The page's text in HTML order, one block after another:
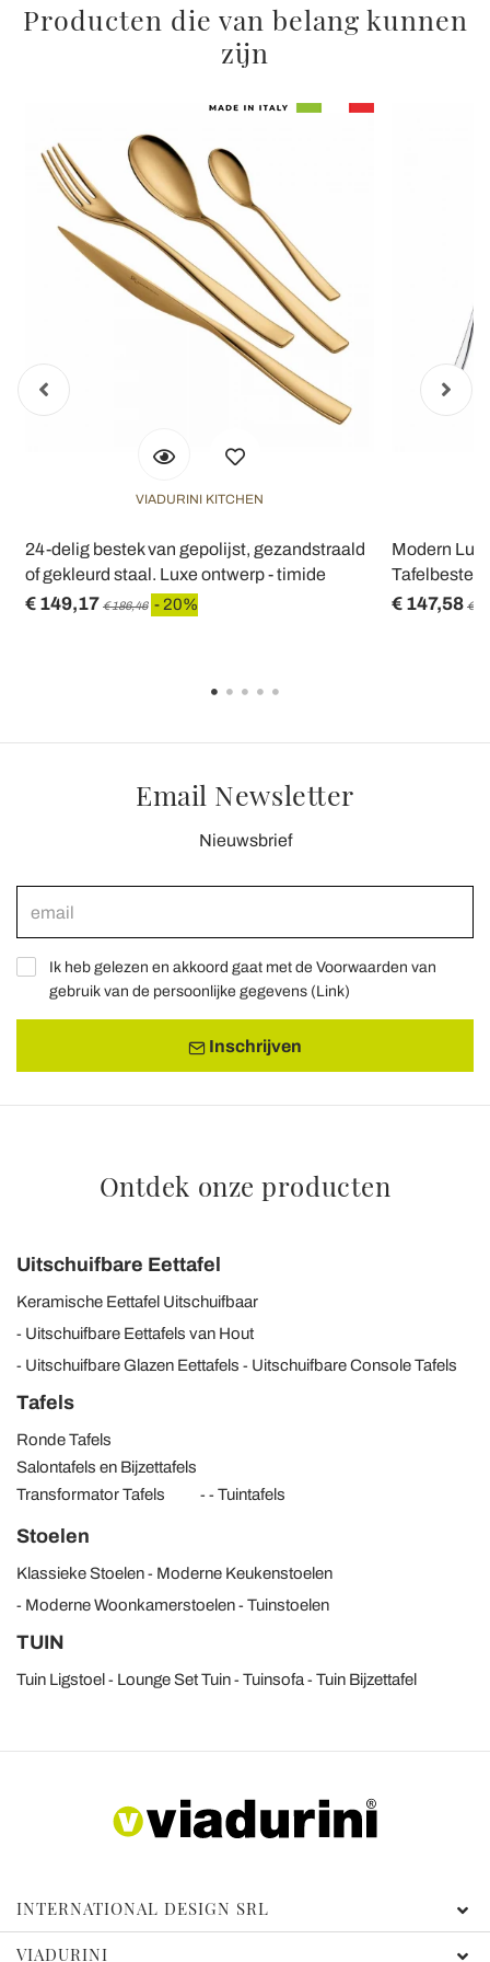
Producten die van belang kunnen
zijn
VIADURINI KITCHEN
24-delig bestek van gepolijst, gezandstraald
of gekleurd staal. Luxe ontwerp - timide
€ 149,17 € 186,46 - 20%
Modern
Tafelbestek
€ 147,58 €
Email Newsletter
Nieuwsbrief
Ik heb gelezen en akkoord gaat met de Voorwaarden van
gebruik van de persoonlijke gegevens (Link)
Inschrijven
Ontdek onze producten
Uitschuifbare Eettafel
Keramische Eettafel Uitschuifbaar
Uitschuifbare Eettafels van Hout
Uitschuifbare Glazen Eettafels
Uitschuifbare Console Tafels
Tafels
Ronde Tafels
Salontafels en Bijzettafels
Transformator Tafels
Tuintafels
Stoelen
Klassieke Stoelen
Moderne Keukenstoelen
Moderne Woonkamerstoelen
Tuinstoelen
TUIN
Tuin Ligstoel Lounge Set Tuin Tuinsofa Tuin Bijzettafel
INTERNATIONAL DESIGN SRL
VIADURINI